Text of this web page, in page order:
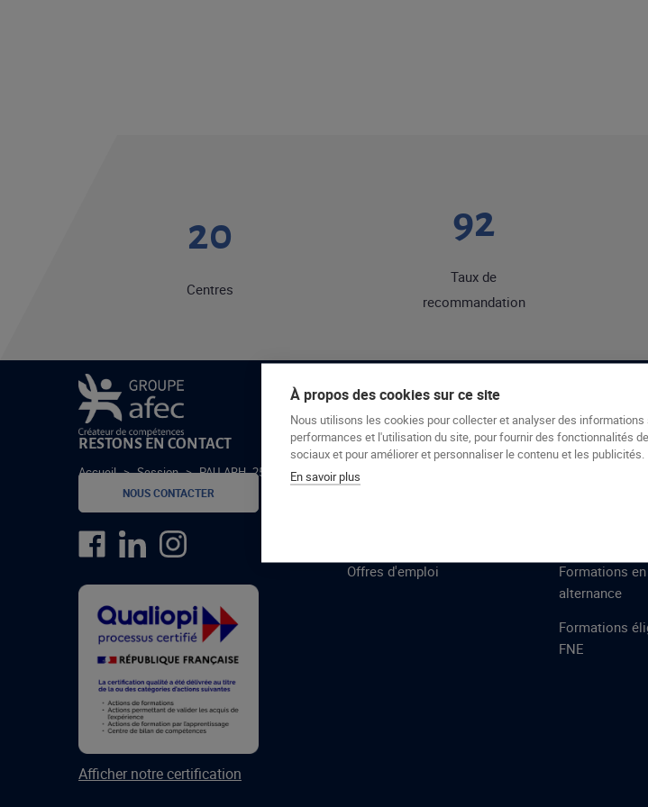
Le groupe Afec Formations
Accueil > Session > PAU-ARH -25-1-A
20
Centres
92
Taux de
recommandation
RESTONS EN CONTACT
NOUS CONTACTER
Afficher notre certification
GROUPE AFEC
Formations
Offres d'emploi
Formations en
alternance
Formations
FNE
À propos des cookies sur ce site
Nous utilisons les cookies pour collecter et analyser des informations
performances et l'utilisation du site, pour fournir des fonctionnalités
sociaux et pour améliorer et personnaliser le contenu et les publicités.
En savoir plus